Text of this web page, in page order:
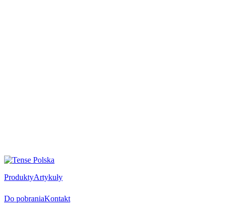
ProduktyArtykuły
Do pobraniaKontakt